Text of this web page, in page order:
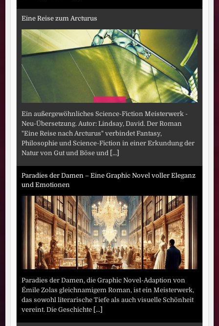
Eine Reise zum Arcturus
Ein außergewöhnliches Science-Fiction Meisterwerk -
Neu-Übersetzung. Autor: Lindsay, David. Der Roman
"Eine Reise nach Arcturus" verbindet Fantasy,
Philosophie und Science-Fiction in einer Erkundung der
Natur von Gut und Böse und [...]
Paradies der Damen – Eine Graphic Novel voller Eleganz
und Emotionen
Paradies der Damen, die Graphic Novel-Adaption von
Émile Zolas gleichnamigem Roman, ist ein Meisterwerk,
das sowohl literarische Tiefe als auch visuelle Schönheit
vereint. Die Geschichte [...]